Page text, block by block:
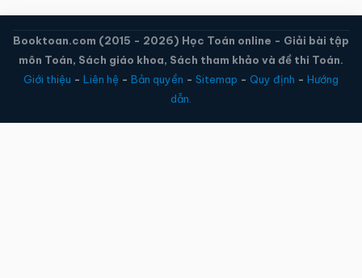
Booktoan.com (2015 - 2026) Học Toán online - Giải bài tập
môn Toán, Sách giáo khoa, Sách tham khảo và đề thi Toán.
Giới thiệu - Liên hệ - Bản quyền - Sitemap - Quy định - Hướng
dẫn.